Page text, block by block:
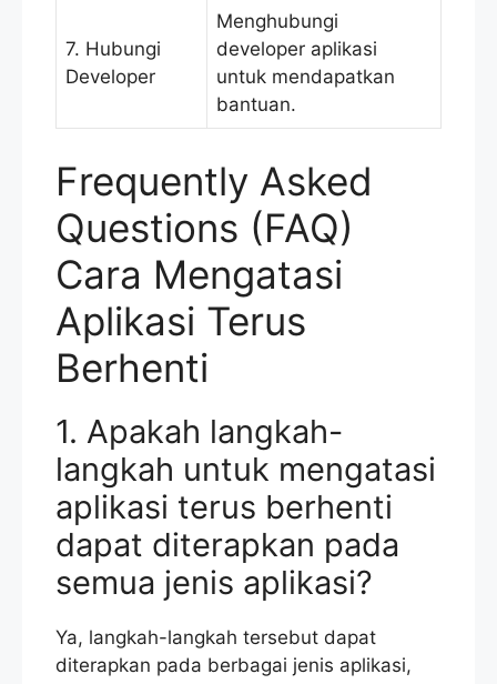
7. Hubungi
Developer
Menghubungi
developer aplikasi
untuk mendapatkan
bantuan.
Frequently Asked
Questions (FAQ)
Cara Mengatasi
Aplikasi Terus
Berhenti
1. Apakah langkah-
langkah untuk mengatasi
aplikasi terus berhenti
dapat diterapkan pada
semua jenis aplikasi?
Ya, langkah-langkah tersebut dapat
diterapkan pada berbagai jenis aplikasi,